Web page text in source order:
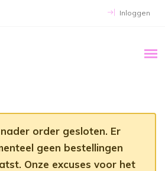
Inloggen
order gesloten. Er
geen bestellingen
Onze excuses voor het